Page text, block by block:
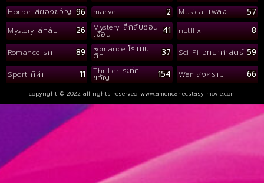
Horror สยองขวัญ 96 marvel 2 Musical เพลง 57
Mystery ลึกลับ 26 Mystery ลึกลับซ่อน
เงื่อน 41 netflix 8
Romance รัก 89 Romance โรแมน
ติก 37 Sci-Fi วิทยาศาสตร์ 59
Sport กีฬา 11 Thriller ระทึก
ขวัญ 154 War สงคราม 66
copyright © 2022 all rights reserved www.americanecstasy-movie.com